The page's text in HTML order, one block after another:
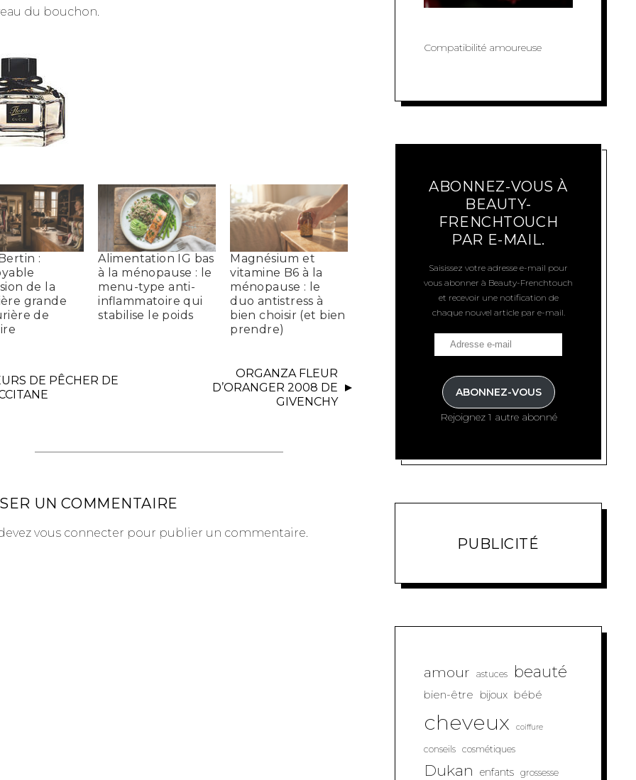
du bouchon.
:
de la
grande
de
Alimentation IG bas
à la ménopause : le
menu-type anti-
inflammatoire qui
stabilise le poids
Magnésium et
vitamine B6 à la
ménopause : le
duo antistress à
bien choisir (et bien
prendre)
DE PÊCHER DE
ORGANZA FLEUR
D’ORANGER 2008 DE
GIVENCHY
UN COMMENTAIRE
vous connecter pour publier un commentaire.
Compatibilité amoureuse
ABONNEZ-VOUS À
BEAUTY-
FRENCHTOUCH
PAR E-MAIL.
Saisissez votre adresse e-mail pour
vous abonner à Beauty-Frenchtouch
et recevoir une notification de
chaque nouvel article par e-mail.
ABONNEZ-VOUS
Rejoignez 1 autre abonné
PUBLICITÉ
amour astuces beauté
bien-être bijoux bébé
cheveux coiffure
conseils cosmétiques
Dukan enfants grossesse